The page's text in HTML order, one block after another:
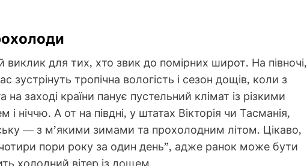
для тих, хто звик до помірних широт. На півночі,
зустрінуть тропічна вологість і сезон дощів, коли з
на заході країни панує пустельний клімат із різкими
ніччю. А от на півдні, у штатах Вікторія чи Тасманія,
— з м’якими зимами та прохолодним літом. Цікаво,
пори року за один день”, адже ранок може бути
холодний вітер із дощем.